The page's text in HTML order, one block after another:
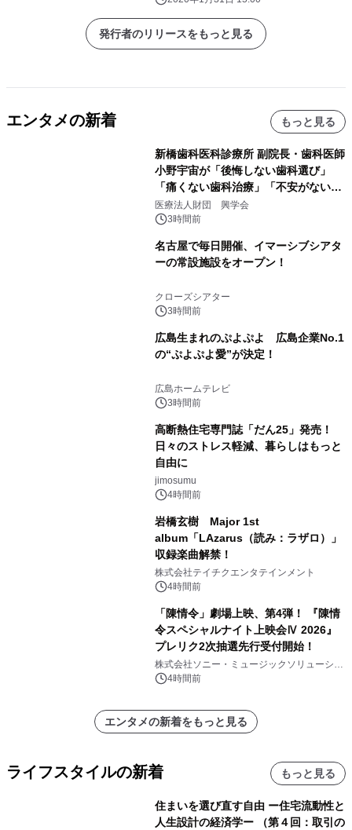
発行者のリリースをもっと見る
エンタメの新着 もっと見る
新橋歯科医科診療所 副院長・歯科医師
小野宇宙が「後悔しない歯科選び」
「痛くない歯科治療」「不安がない治
療計画」をテーマに専門監修
医療法人財団 興学会
3時間前
名古屋で毎日開催、イマーシブシアタ
ーの常設施設をオープン！
クローズシアター
3時間前
広島生まれのぷよぷよ 広島企業No.1
の“ぷよぷよ愛”が決定！
広島ホームテレビ
3時間前
高断熱住宅専門誌「だん25」発売！
日々のストレス軽減、暮らしはもっと
自由に
jimosumu
4時間前
岩橋玄樹 Major 1st
album「LAzarus（読み：ラザロ）」
収録楽曲解禁！
株式会社テイチクエンタテインメント
4時間前
「陳情令」劇場上映、第4弾！ 『陳情
令スペシャルナイト上映会Ⅳ 2026』
プレリク2次抽選先行受付開始！
株式会社ソニー・ミュージックソリューショ
ンズ4時間前
エンタメの新着をもっと見る
ライフスタイルの新着 もっと見る
住まいを選び直す自由 ー住宅流動性と
人生設計の経済学ー （第４回：取引の